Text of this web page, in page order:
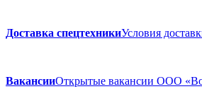
Доставка спецтехникиУсловия
ВакансииОткрытые вакансии ООО